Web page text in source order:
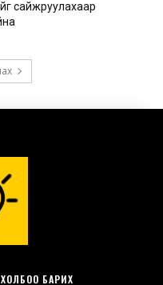
ХОЛБОО БАРИХ